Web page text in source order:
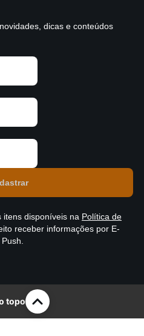
dicas e conteúdos
itens disponíveis na Política de
receber informações por E-
topo